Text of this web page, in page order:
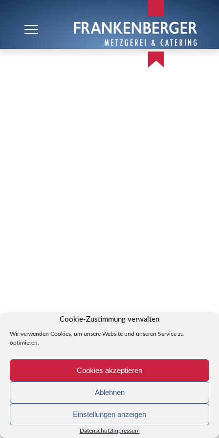
Cookie-Zustimmung verwalten
Wir verwenden Cookies, um unsere Website und unseren Service zu
optimieren.
Cookies akzeptieren
Ablehnen
Einstellungen anzeigen
DatenschutzImpressum